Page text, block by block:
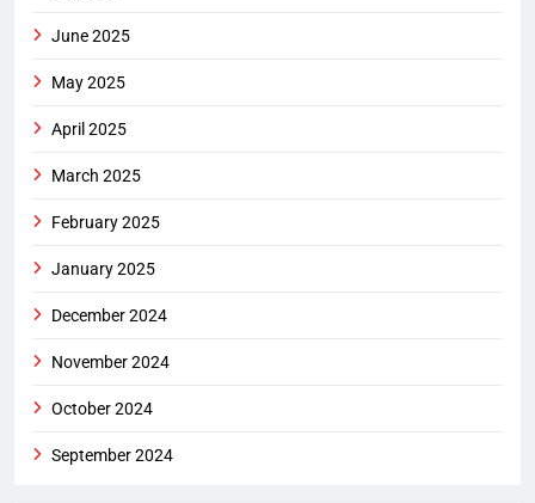
June 2025
May 2025
April 2025
March 2025
February 2025
January 2025
December 2024
November 2024
October 2024
September 2024